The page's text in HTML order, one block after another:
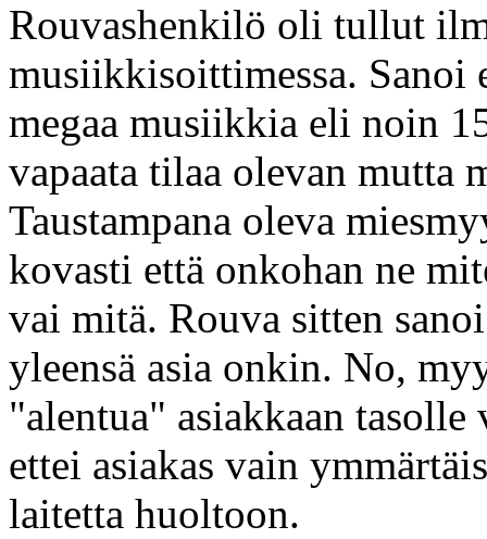
Rouvashenkilö oli tullut
musiikkisoittimessa. Sanoi
megaa musiikkia eli noin
vapaata tilaa olevan mutta
Taustampana oleva
kovasti että onkohan ne
vai mitä. Rouva sitten
yleensä asia onkin. No,
"alentua" asiakkaan
ettei asiakas vain
laitetta huoltoon.